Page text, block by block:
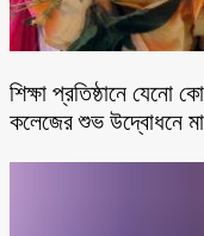
শিক্ষা প্রতিষ্ঠানে যেনো
কলেজের শুভ উদ্বোধনে